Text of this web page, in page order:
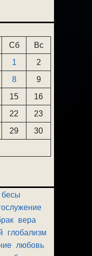
Сб
Вс
1
2
8
9
15
16
22
23
29
30
бесы
вера
глобализм
любовь